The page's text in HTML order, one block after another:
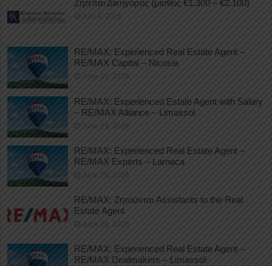
Ζητείται Δικηγόρος (μισθός €1.300 – €2.100)
July 7, 2026
RE/MAX: Experienced Real Estate Agent –
RE/MAX Capital – Nicosia
June 29, 2026
RE/MAX: Experienced Estate Agent with Salary
– RE/MAX Alliance – Limassol
June 29, 2026
RE/MAX: Experienced Real Estate Agent –
RE/MAX Experts – Larnaca
June 29, 2026
RE/MAX: Ζητούνται Assistants to the Real
Estate Agent
June 29, 2026
RE/MAX: Experienced Real Estate Agent –
RE/MAX Dealmakers – Limassol